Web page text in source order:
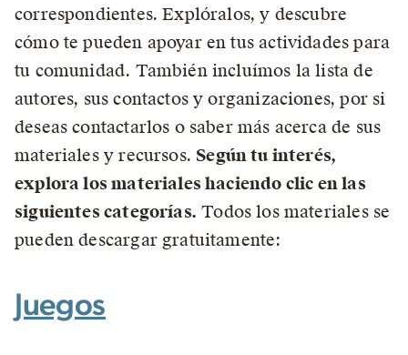
correspondientes. Explóralos, y descubre
cómo te pueden apoyar en tus actividades para
tu comunidad. También incluímos la lista de
autores, sus contactos y organizaciones, por si
deseas contactarlos o saber más acerca de sus
materiales y recursos. Según tu interés,
explora los materiales haciendo clic en las
siguientes categorías. Todos los materiales se
pueden descargar gratuitamente:
Juegos